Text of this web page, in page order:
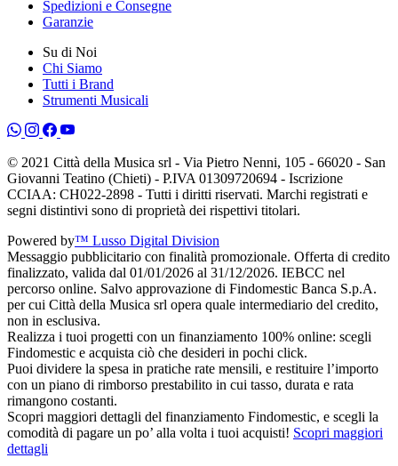
Spedizioni e Consegne
Garanzie
Su di Noi
Chi Siamo
Tutti i Brand
Strumenti Musicali
© 2021 Città della Musica srl - Via Pietro Nenni, 105 - 66020 - San
Giovanni Teatino (Chieti) - P.IVA 01309720694 - Iscrizione
CCIAA: CH022-2898 - Tutti i diritti riservati. Marchi registrati e
segni distintivi sono di proprietà dei rispettivi titolari.
Powered by™ Lusso Digital Division
Messaggio pubblicitario con finalità promozionale. Offerta di credito
finalizzato, valida dal 01/01/2026 al 31/12/2026. IEBCC nel
percorso online. Salvo approvazione di Findomestic Banca S.p.A.
per cui Città della Musica srl opera quale intermediario del credito,
non in esclusiva.
Realizza i tuoi progetti con un finanziamento 100% online: scegli
Findomestic e acquista ciò che desideri in pochi click.
Puoi dividere la spesa in pratiche rate mensili, e restituire l’importo
con un piano di rimborso prestabilito in cui tasso, durata e rata
rimangono costanti.
Scopri maggiori dettagli del finanziamento Findomestic, e scegli la
comodità di pagare un po’ alla volta i tuoi acquisti! Scopri maggiori
dettagli